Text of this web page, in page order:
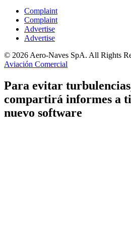
Complaint
Complaint
Advertise
Advertise
© 2026 Aero-Naves SpA. All Rights
Aviación Comercial
Para evitar
compartirá informes a
nuevo software